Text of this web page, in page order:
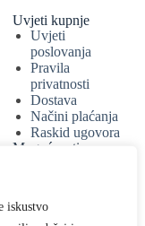
iskustvo
Uvjeti kupnje
Uvjeti
poslovanja
Pravila
privatnosti
Dostava
Načini plaćanja
Raskid ugovora
Mogućnosti
mobilnim ili e-